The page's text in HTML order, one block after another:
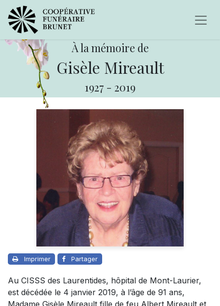
À la mémoire de
Gisèle Mireault
1927 - 2019
Imprimer Partager
Au CISSS des Laurentides, hôpital de Mont-Laurier,
est décédée le 4 janvier 2019, à l’âge de 91 ans,